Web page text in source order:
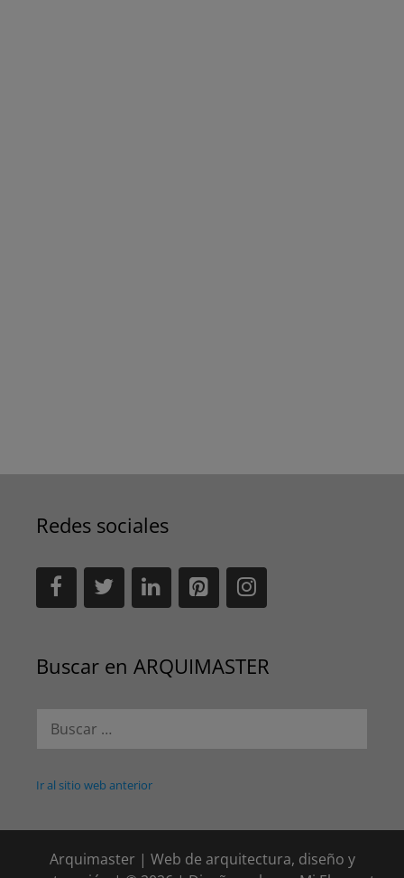
Redes sociales
Buscar en ARQUIMASTER
Ir al sitio web anterior
Arquimaster | Web de arquitectura, diseño y